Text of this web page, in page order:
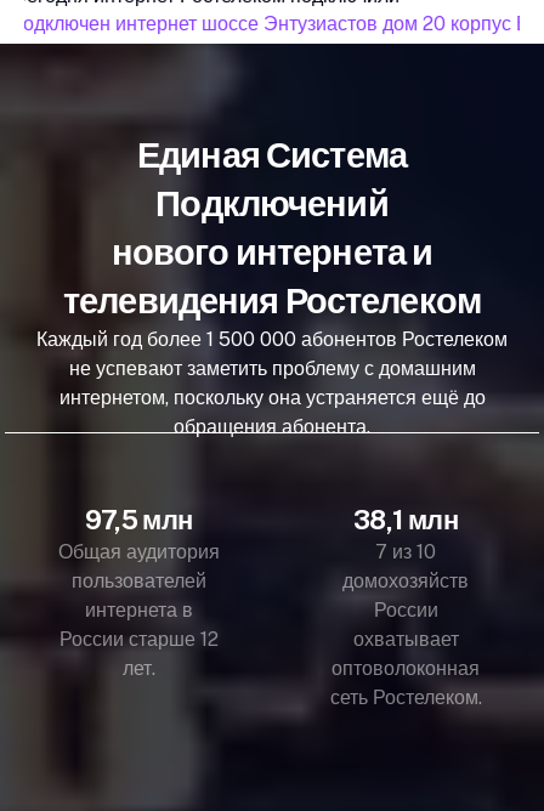
подключен интернет шоссе Энтузиастов дом 20 корпус В
Единая Система
Подключений
нового интернета и
телевидения Ростелеком
Каждый год более 1 500 000 абонентов Ростелеком
не успевают заметить проблему с домашним
интернетом, поскольку она устраняется ещё до
обращения абонента.
97,5 млн
Общая аудитория
пользователей
интернета в
России старше 12
лет.
38,1 млн
7 из 10
домохозяйств
России
охватывает
оптоволоконная
сеть Ростелеком.